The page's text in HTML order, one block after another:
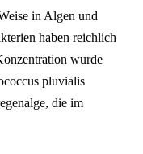
in Algen und
haben reichlich
wurde
pluvialis
die im